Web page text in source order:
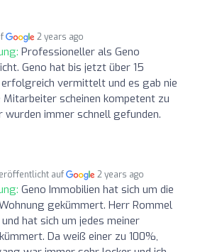
2 years ago
Professioneller als Geno
Geno hat bis jetzt über 15
vermittelt und es gab nie
scheinen kompetent zu
wurden immer schnell gefunden.
auf 2 years ago
Geno Immobilien hat sich um die
gekümmert. Herr Rommel
hat sich um jedes meiner
Da weiß einer zu 100%,